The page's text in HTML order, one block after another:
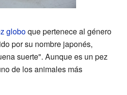
globoque pertenece al género
por su nombre japonés,
suerte". Aunque es un pez
de los animales más